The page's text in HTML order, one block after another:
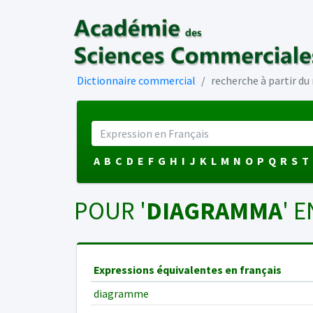
Dictionnaire commercial recherche à partir
A B C D E F G H I J K L M N O P Q R S T
POUR 'DIAGRAMMA'
Expressions équivalentes en français
diagramme